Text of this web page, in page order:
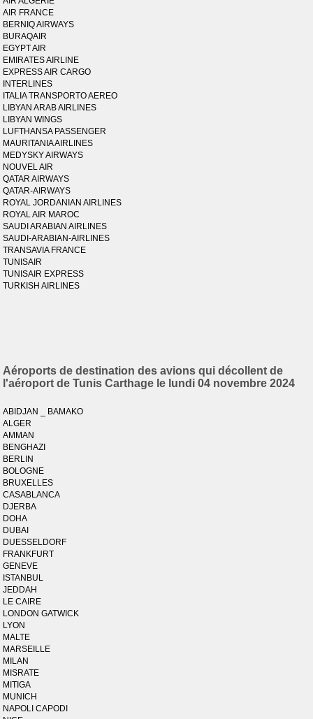
AIR FRANCE
BERNIQ AIRWAYS
BURAQAIR
EGYPT AIR
EMIRATES AIRLINE
EXPRESS AIR CARGO
INTERLINES
ITALIA TRANSPORTO AEREO
LIBYAN ARAB AIRLINES
LIBYAN WINGS
LUFTHANSA PASSENGER
MAURITANIA AIRLINES
MEDYSKY AIRWAYS
NOUVEL AIR
QATAR AIRWAYS
QATAR-AIRWAYS
ROYAL JORDANIAN AIRLINES
ROYAL AIR MAROC
SAUDI ARABIAN AIRLINES
SAUDI-ARABIAN-AIRLINES
TRANSAVIA FRANCE
TUNISAIR
TUNISAIR EXPRESS
TURKISH AIRLINES
Aéroports de destination des avions qui décollent de
l'aéroport de Tunis Carthage le lundi 04 novembre 2024
ABIDJAN _ BAMAKO
ALGER
AMMAN
BENGHAZI
BERLIN
BOLOGNE
BRUXELLES
CASABLANCA
DJERBA
DOHA
DUBAI
DUESSELDORF
FRANKFURT
GENEVE
ISTANBUL
JEDDAH
LE CAIRE
LONDON GATWICK
LYON
MALTE
MARSEILLE
MILAN
MISRATE
MITIGA
MUNICH
NAPOLI CAPODI